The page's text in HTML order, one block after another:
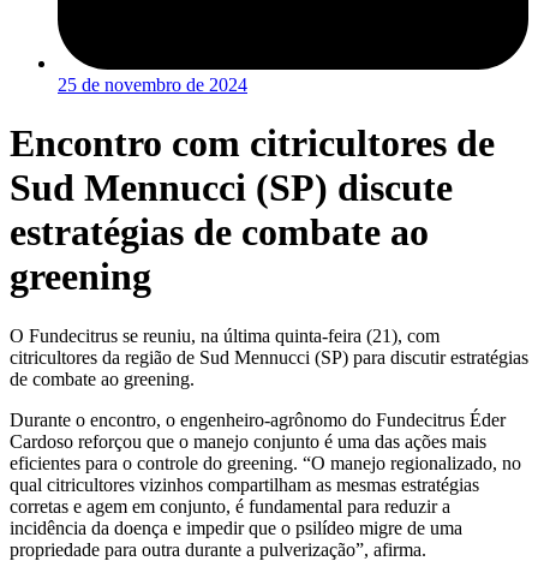
25 de novembro de 2024
Encontro com citricultores de
Sud Mennucci (SP) discute
estratégias de combate ao
greening
O Fundecitrus se reuniu, na última quinta-feira (21), com
citricultores da região de Sud Mennucci (SP) para discutir estratégias
de combate ao greening.
Durante o encontro, o engenheiro-agrônomo do Fundecitrus Éder
Cardoso reforçou que o manejo conjunto é uma das ações mais
eficientes para o controle do greening. “O manejo regionalizado, no
qual citricultores vizinhos compartilham as mesmas estratégias
corretas e agem em conjunto, é fundamental para reduzir a
incidência da doença e impedir que o psilídeo migre de uma
propriedade para outra durante a pulverização”, afirma.